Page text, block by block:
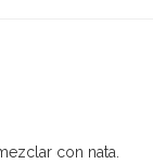
con nata.